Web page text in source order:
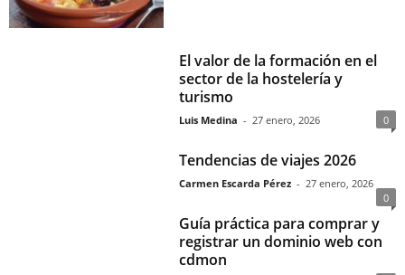
El valor de la formación en el
sector de la hostelería y
turismo
Luis Medina - 27 enero, 2026 0
Tendencias de viajes 2026
Carmen Escarda Pérez - 27 enero, 2026
0
Guía práctica para comprar y
registrar un dominio web con
cdmon